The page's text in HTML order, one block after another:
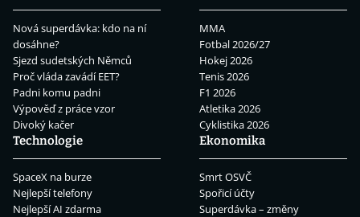
Nová superdávka: kdo na ní
dosáhne?
Sjezd sudetských Němců
Proč vláda zavádí EET?
Padni komu padni
Výpověď z práce vzor
Divoký kačer
MMA
Fotbal 2026/27
Hokej 2026
Tenis 2026
F1 2026
Atletika 2026
Cyklistika 2026
Technologie
SpaceX na burze
Nejlepší telefony
Nejlepší AI zdarma
Ekonomika
Smrt OSVČ
Spořicí účty
Superdávka – změny